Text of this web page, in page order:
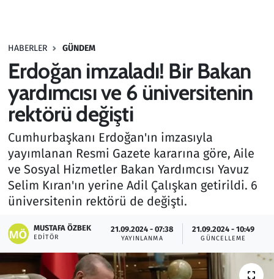
HABERLER GÜNDEM
Erdoğan imzaladı! Bir Bakan
yardımcısı ve 6 üniversitenin
rektörü değişti
Cumhurbaşkanı Erdoğan'ın imzasıyla
yayımlanan Resmi Gazete kararına göre, Aile
ve Sosyal Hizmetler Bakan Yardımcısı Yavuz
Selim Kıran'ın yerine Adil Çalışkan getirildi. 6
üniversitenin rektörü de değişti.
MUSTAFA ÖZBEK
EDITÖR
21.09.2024 - 07:38
YAYINLANMA
21.09.2024 - 10:49
GÜNCELLEME
Haber
Kültür Sanat
Kurumsal Haberler
Lezzet Durağı
Memur ve Kamu
Otomobil
Oyun
Ramazan